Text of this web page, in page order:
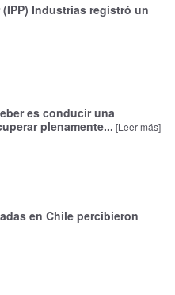
Industrias registró un
es conducir una
plenamente... [Leer más]
en Chile percibieron